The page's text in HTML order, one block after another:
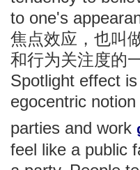
to one's
焦点效应，也叫
和行为关注度的
Spotlight effect
egocentric
parties and work
feel like a public